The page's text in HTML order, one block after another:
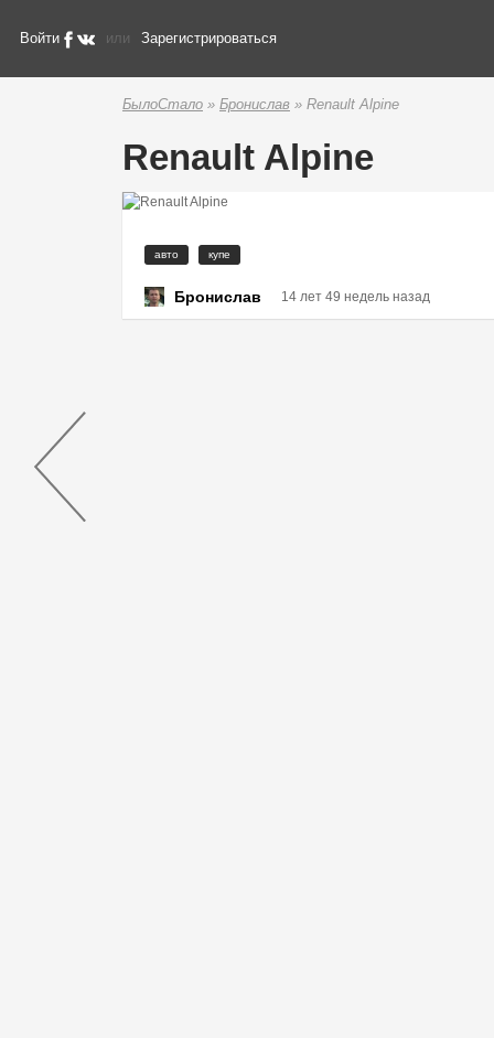
Войти или Зарегистрироваться
БылоСтало » Бронислав » Renault Alpine
Renault Alpine
авто купе
Бронислав 14 лет 49 недель назад